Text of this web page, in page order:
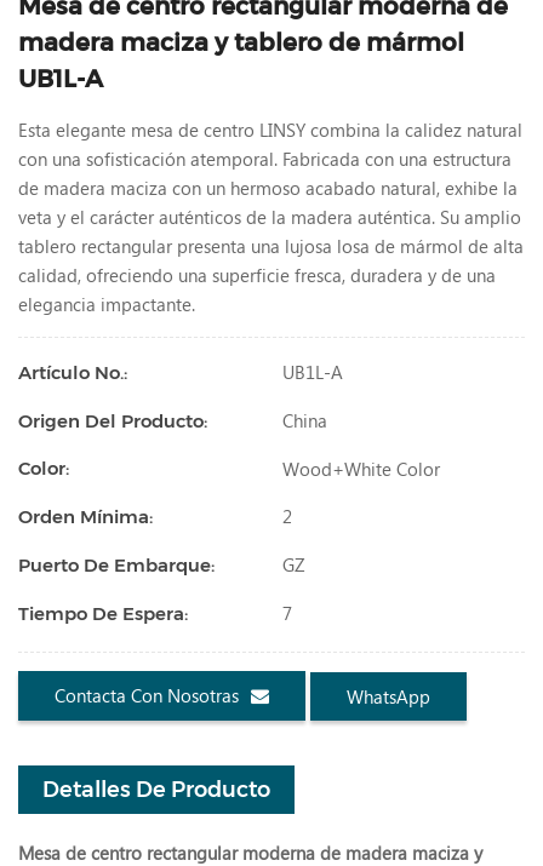
Mesa de centro rectangular moderna de
madera maciza y tablero de mármol
UB1L-A
Esta elegante mesa de centro LINSY combina la calidez natural
con una sofisticación atemporal. Fabricada con una estructura
de madera maciza con un hermoso acabado natural, exhibe la
veta y el carácter auténticos de la madera auténtica. Su amplio
tablero rectangular presenta una lujosa losa de mármol de alta
calidad, ofreciendo una superficie fresca, duradera y de una
elegancia impactante.
Artículo No.: UB1L-A
Origen Del Producto: China
Color: Wood+white Color
Orden Mínima: 2
Puerto De Embarque: GZ
Tiempo De Espera: 7
Contacta Con Nosotras WhatsApp
Detalles De Producto
Mesa de centro rectangular moderna de madera maciza y